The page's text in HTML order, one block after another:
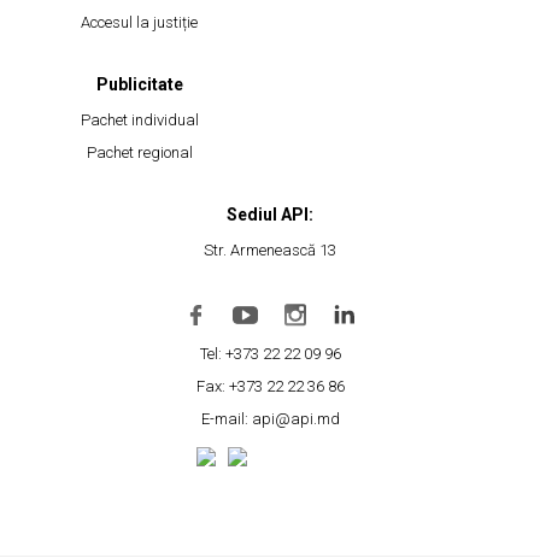
Accesul la justiție
Publicitate
Pachet individual
Pachet regional
Sediul API:
Str. Armenească 13
Tel: +373 22 22 09 96
Fax: +373 22 22 36 86
E-mail: api@api.md